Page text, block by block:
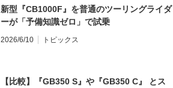
新型『CB1000F』を普通のツーリングライダ
ーが「予備知識ゼロ」で試乗
2026/6/10 トピックス
【比較】『GB350 S』や『GB350 C』 とス